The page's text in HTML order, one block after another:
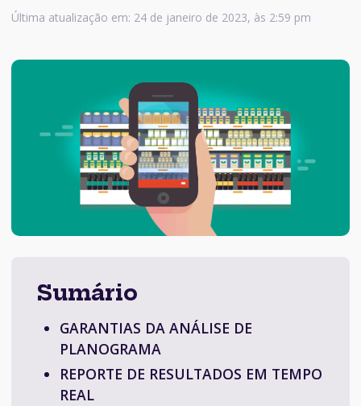
Última atualização em: 24 de janeiro de 2023, às 2:59 pm
Sumário
GARANTIAS DA ANÁLISE DE
PLANOGRAMA
REPORTE DE RESULTADOS EM TEMPO
REAL